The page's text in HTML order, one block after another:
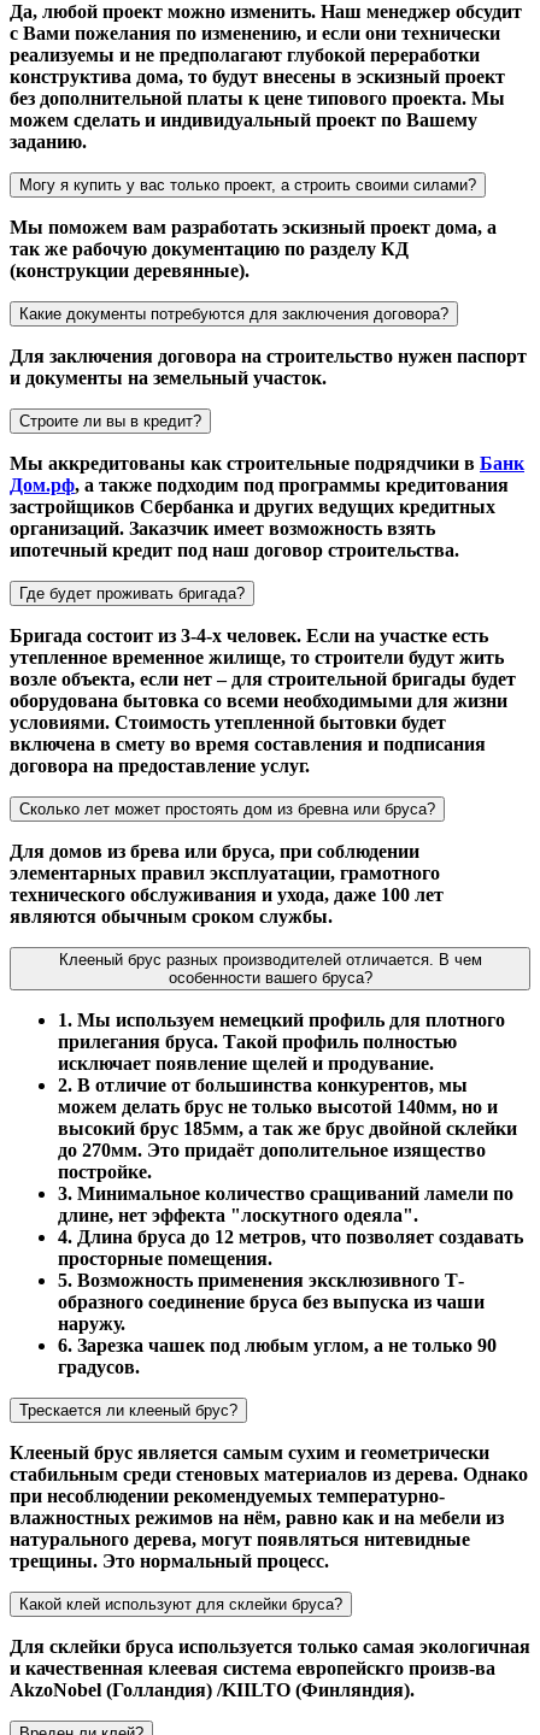
Да, любой проект можно изменить. Наш менеджер обсудит
с Вами пожелания по изменению, и если они технически
реализуемы и не предполагают глубокой переработки
конструктива дома, то будут внесены в эскизный проект
без дополнительной платы к цене типового проекта. Мы
можем сделать и индивидуальный проект по Вашему
заданию.
Могу я купить у вас только проект, а строить своими силами?
Мы поможем вам разработать эскизный проект дома, а
так же рабочую документацию по разделу КД
(конструкции деревянные).
Какие документы потребуются для заключения договора?
Для заключения договора на строительство нужен паспорт
и документы на земельный участок.
Строите ли вы в кредит?
Мы аккредитованы как строительные подрядчики в Банк
Дом.рф, а также подходим под программы кредитования
застройщиков Сбербанка и других ведущих кредитных
организаций. Заказчик имеет возможность взять
ипотечный кредит под наш договор строительства.
Где будет проживать бригада?
Бригада состоит из 3-4-х человек. Если на участке есть
утепленное временное жилище, то строители будут жить
возле объекта, если нет – для строительной бригады будет
оборудована бытовка со всеми необходимыми для жизни
условиями. Стоимость утепленной бытовки будет
включена в смету во время составления и подписания
договора на предоставление услуг.
Сколько лет может простоять дом из бревна или бруса?
Для домов из брева или бруса, при соблюдении
элементарных правил эксплуатации, грамотного
технического обслуживания и ухода, даже 100 лет
являются обычным сроком службы.
Клееный брус разных производителей отличается. В чем
особенности вашего бруса?
1. Мы используем немецкий профиль для плотного
прилегания бруса. Такой профиль полностью
исключает появление щелей и продувание.
2. В отличие от большинства конкурентов, мы
можем делать брус не только высотой 140мм, но и
высокий брус 185мм, а так же брус двойной склейки
до 270мм. Это придаёт дополительное изящество
постройке.
3. Минимальное количество сращиваний ламели по
длине, нет эффекта "лоскутного одеяла".
4. Длина бруса до 12 метров, что позволяет создавать
просторные помещения.
5. Возможность применения эксклюзивного Т-
образного соединение бруса без выпуска из чаши
наружу.
6. Зарезка чашек под любым углом, а не только 90
градусов.
Трескается ли клееный брус?
Клееный брус является самым сухим и геометрически
стабильным среди стеновых материалов из дерева. Однако
при несоблюдении рекомендуемых температурно-
влажностных режимов на нём, равно как и на мебели из
натурального дерева, могут появляться нитевидные
трещины. Это нормальный процесс.
Какой клей используют для склейки бруса?
Для склейки бруса используется только самая экологичная
и качественная клеевая система европейскго произв-ва
AkzoNobel (Голландия) /KIILTO (Финляндия).